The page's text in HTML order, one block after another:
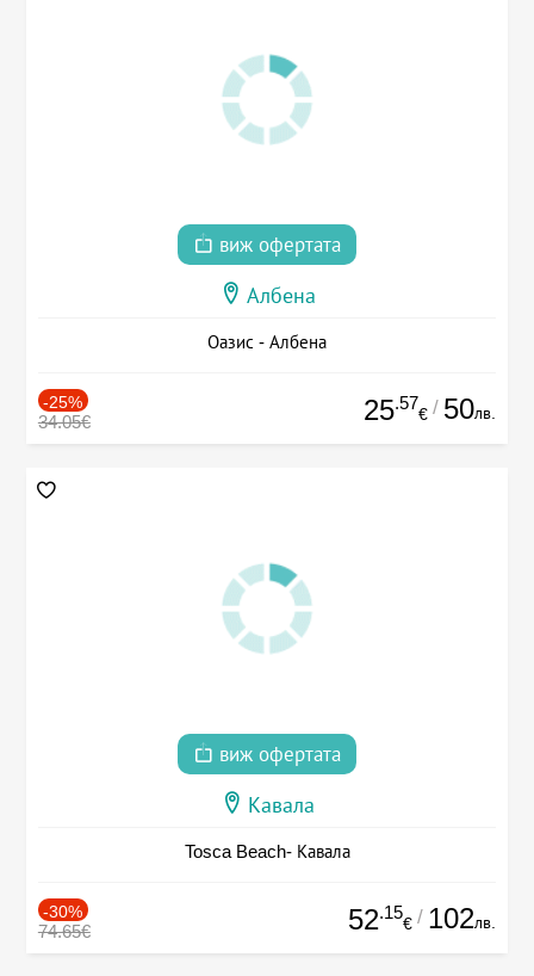
виж офертата
Албена
Оазис - Албена
-25%
34.05€ 25.57
€ / 50лв.
виж офертата
Кавала
Tosca Beach- Кавала
-30%
74.65€ 52.15
€ / 102лв.